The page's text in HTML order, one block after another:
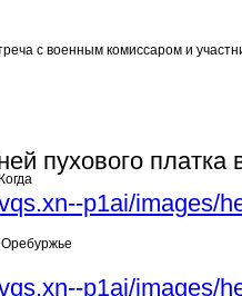
с военным комиссаром и
Оребуржье
пухового платка
p1ai/images/
p1ai/images/